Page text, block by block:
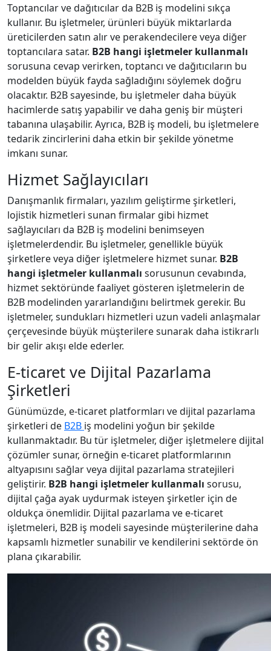
Toptancılar ve dağıtıcılar da B2B iş modelini sıkça
kullanır. Bu işletmeler, ürünleri büyük miktarlarda
üreticilerden satın alır ve perakendecilere veya diğer
toptancılara satar. B2B hangi işletmeler kullanmalı
sorusuna cevap verirken, toptancı ve dağıtıcıların bu
modelden büyük fayda sağladığını söylemek doğru
olacaktır. B2B sayesinde, bu işletmeler daha büyük
hacimlerde satış yapabilir ve daha geniş bir müşteri
tabanına ulaşabilir. Ayrıca, B2B iş modeli, bu işletmelere
tedarik zincirlerini daha etkin bir şekilde yönetme
imkanı sunar.
Hizmet Sağlayıcıları
Danışmanlık firmaları, yazılım geliştirme şirketleri,
lojistik hizmetleri sunan firmalar gibi hizmet
sağlayıcıları da B2B iş modelini benimseyen
işletmelerdendir. Bu işletmeler, genellikle büyük
şirketlere veya diğer işletmelere hizmet sunar. B2B
hangi işletmeler kullanmalı sorusunun cevabında,
hizmet sektöründe faaliyet gösteren işletmelerin de
B2B modelinden yararlandığını belirtmek gerekir. Bu
işletmeler, sundukları hizmetleri uzun vadeli anlaşmalar
çerçevesinde büyük müşterilere sunarak daha istikrarlı
bir gelir akışı elde ederler.
E-ticaret ve Dijital Pazarlama
Şirketleri
Günümüzde, e-ticaret platformları ve dijital pazarlama
şirketleri de B2B iş modelini yoğun bir şekilde
kullanmaktadır. Bu tür işletmeler, diğer işletmelere dijital
çözümler sunar, örneğin e-ticaret platformlarının
altyapısını sağlar veya dijital pazarlama stratejileri
geliştirir. B2B hangi işletmeler kullanmalı sorusu,
dijital çağa ayak uydurmak isteyen şirketler için de
oldukça önemlidir. Dijital pazarlama ve e-ticaret
işletmeleri, B2B iş modeli sayesinde müşterilerine daha
kapsamlı hizmetler sunabilir ve kendilerini sektörde ön
plana çıkarabilir.